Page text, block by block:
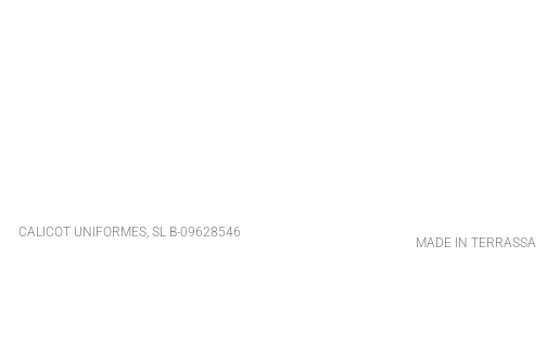
CALICOT UNIFORMES, SL B-09628546
MADE IN TERRASSA